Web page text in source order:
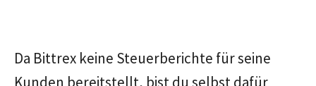
Da Bittrex keine Steuerberichte für seine
Kunden bereitstellt, bist du selbst dafür